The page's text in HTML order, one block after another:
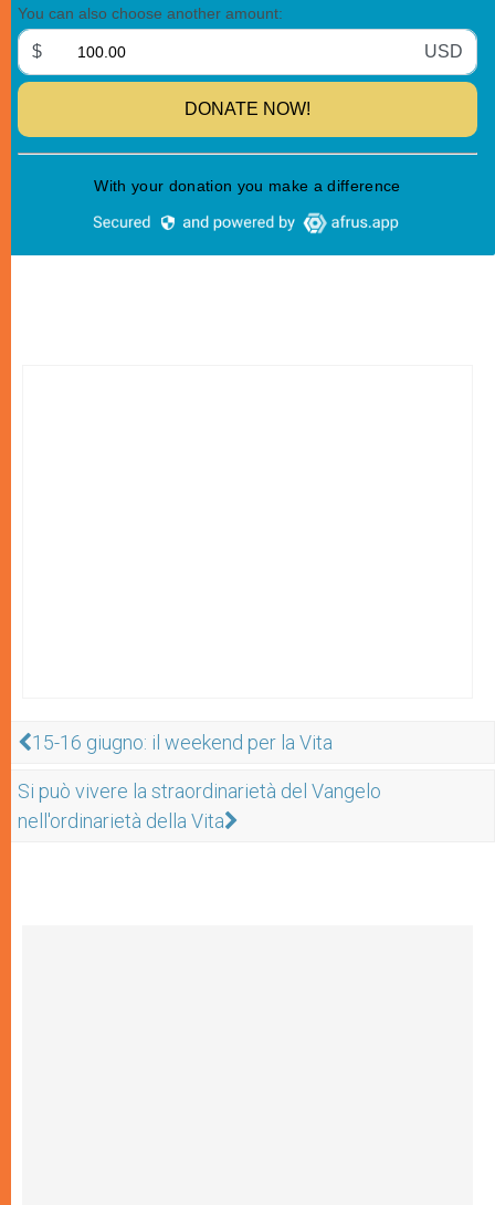
15-16 giugno: il weekend per la Vita
Si può vivere la straordinarietà del Vangelo
nell'ordinarietà della Vita